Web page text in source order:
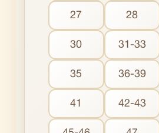
27 28
30 31-33
35 36-39
41 42-43